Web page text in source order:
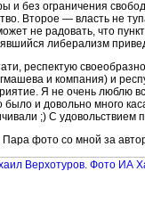
и без ограничения
Второе — власть не
не радовать, что
либерализм
респектую
и компания) и
Я не очень люблю
было и довольно много
;) С удовольствием
Пара фото со мной за